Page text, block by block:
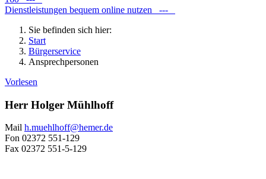
Dienstleistungen bequem online nutzen ---
Sie befinden sich hier:
Start
Bürgerservice
Ansprechpersonen
Vorlesen
Herr Holger Mühlhoff
Mail h.muehlhoff@​hemer.de
Fon 02372 551-129
Fax 02372 551-5-129